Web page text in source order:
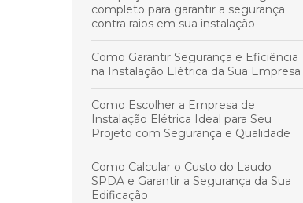
completo para garantir a segurança
contra raios em sua instalação
Como Garantir Segurança e Eficiência
na Instalação Elétrica da Sua Empresa
Como Escolher a Empresa de
Instalação Elétrica Ideal para Seu
Projeto com Segurança e Qualidade
Como Calcular o Custo do Laudo
SPDA e Garantir a Segurança da Sua
Edificação